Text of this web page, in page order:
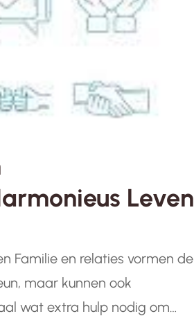
Leven
Familie en relaties vormen de
maar kunnen ook
wat extra hulp nodig om